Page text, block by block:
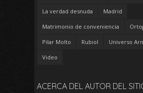
La verdad desnuda Madrid
Matrimonio de conveniencia
Pilar Molto Rubiol Universo
Video
ACERCA DEL AUTOR DEL